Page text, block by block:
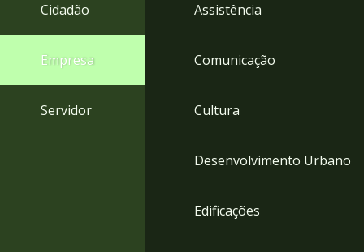
Cidadão
Empresa
Servidor
Assistência
Comunicação
Cultura
Desenvolvimento Urbano
Edificações